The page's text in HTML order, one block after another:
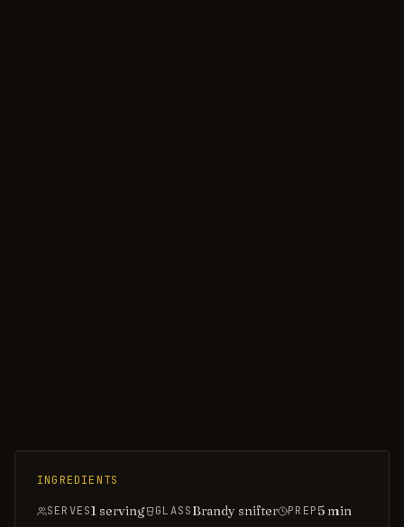
INGREDIENTS
SERVES1 serving GLASSBrandy snifter PREP5 min